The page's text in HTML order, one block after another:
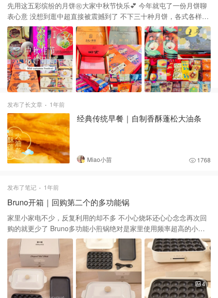
先用这五彩缤纷的月饼㊗️大家中秋节快乐💕 今年就屯了一份月饼聊
表心意 没想到逛中超直接被震撼到了 不下三十种月饼，各式各样的
口味 还有配套的精致包装和袋子 送礼佳品啊这是👍 🥮 说到月饼，
美心肯定是占到C位 以前只知道她家的流心月饼 没想到还有各种白
莲蓉，五仁，豆沙等经典口味 不知道节后会不会打折，有机会尝尝
别的 🥮 还有很多别的月饼品牌 生计，家好月圆，稻香村，十月初五
等 各种口味都有，包装也很精致 看来月饼市场真的是百花齐放！
发布了长文章 1年前
经典传统早餐｜自制香酥蓬松大油条
Miao小苗 1768
发布了笔记 1年前
Bruno开箱｜回购第二个的多功能锅
家里小家电不少，反复利用的却不多 不小心烧坏还心心念念再次回
购的就更少了 Bruno多功能小煎锅绝对是家里使用频率超高的小电
器了！ 来看看以前我用它做的美食吧 烤肉，火锅，韭菜盒子，土豆
饼啥啥都能做！ 女神节快乐｜烤肉大餐吃开怀 Bruno六格盘｜手工
虾饼低脂健康还超好吃 Bruno六格盘｜超级香的土豆饼「蛋堡」 老
板！请来一打韭菜盒子！ Bruno小平盘｜🍿️这馒头块看着像爆米花
呀 Bruno鸳鸯锅｜来顿火锅庆祝运动打卡20天｜8051卡收官 Bruno
六格盘｜工作日快手早餐｜小可爱排排坐 这次买的标配的盒子里竟
4